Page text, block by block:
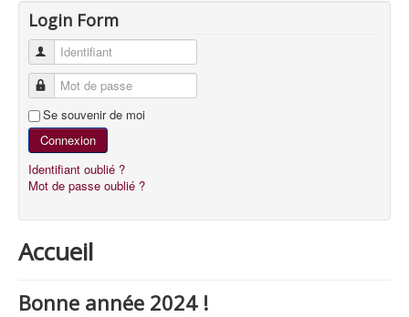
Login Form
Identifiant
Mot de passe
Se souvenir de moi
Connexion
Identifiant oublié ?
Mot de passe oublié ?
Accueil
Bonne année 2024 !